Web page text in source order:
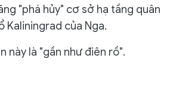
"phá hủy" cơ sở hạ tầng quân
Kaliningrad của Nga.
này là "gần như điên rồ".